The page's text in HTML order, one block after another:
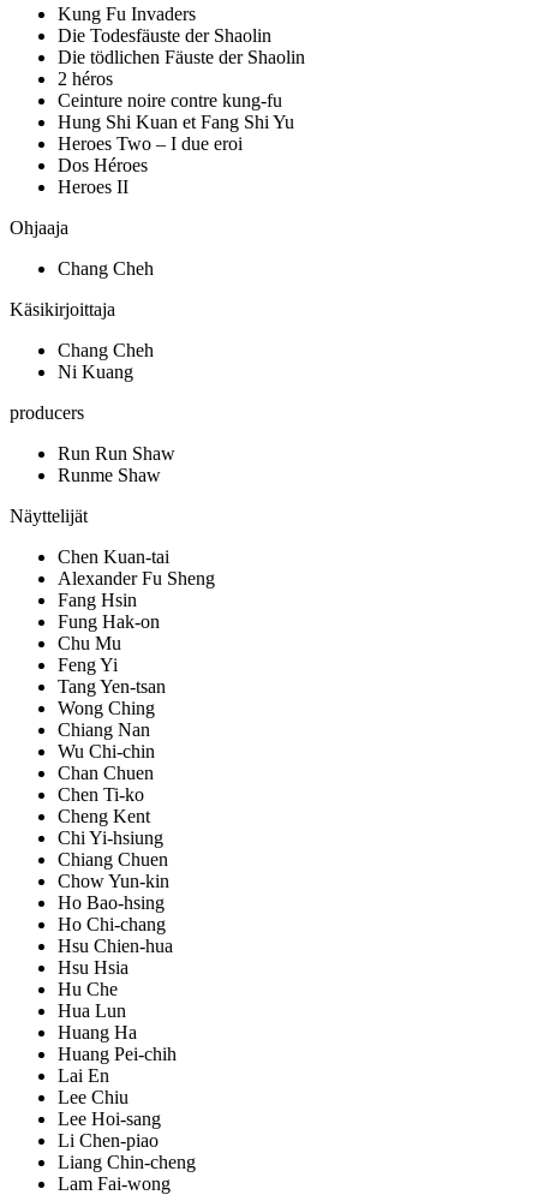
Kung Fu Invaders
Die Todesfäuste der Shaolin
Die tödlichen Fäuste der Shaolin
2 héros
Ceinture noire contre kung-fu
Hung Shi Kuan et Fang Shi Yu
Heroes Two – I due eroi
Dos Héroes
Heroes II
Ohjaaja
Chang Cheh
Käsikirjoittaja
Chang Cheh
Ni Kuang
producers
Run Run Shaw
Runme Shaw
Näyttelijät
Chen Kuan-tai
Alexander Fu Sheng
Fang Hsin
Fung Hak-on
Chu Mu
Feng Yi
Tang Yen-tsan
Wong Ching
Chiang Nan
Wu Chi-chin
Chan Chuen
Chen Ti-ko
Cheng Kent
Chi Yi-hsiung
Chiang Chuen
Chow Yun-kin
Ho Bao-hsing
Ho Chi-chang
Hsu Chien-hua
Hsu Hsia
Hu Che
Hua Lun
Huang Ha
Huang Pei-chih
Lai En
Lee Chiu
Lee Hoi-sang
Li Chen-piao
Liang Chin-cheng
Lam Fai-wong